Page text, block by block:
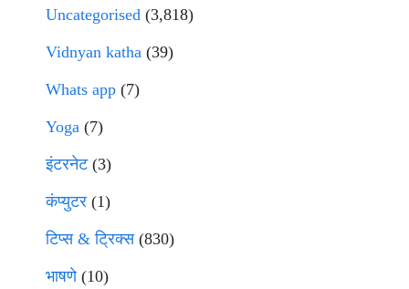
Uncategorised (3,818)
Vidnyan katha (39)
Whats app (7)
Yoga (7)
इंटरनेट(3)
कंप्युटर (1)
टिप्स & ट्रिक्स(830)
भाषणे(10)